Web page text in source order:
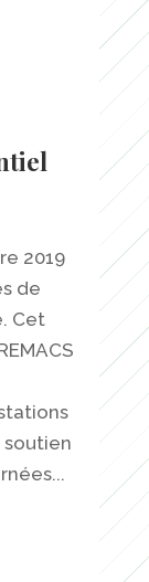
2019
de
Cet